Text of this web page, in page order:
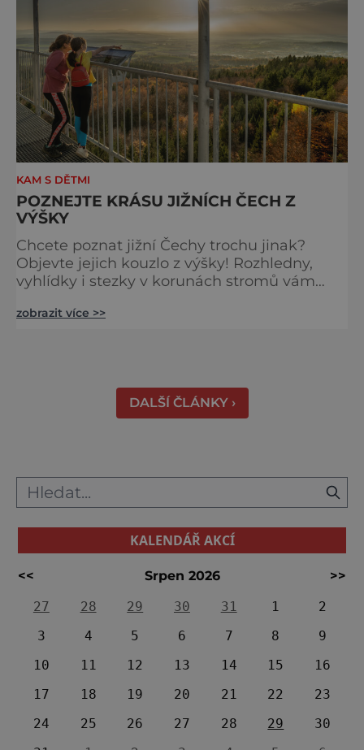
KAM S DĚTMI
POZNEJTE KRÁSU JIŽNÍCH ČECH Z
VÝŠKY
Chcete poznat jižní Čechy trochu jinak?
Objevte jejich kouzlo z výšky! Rozhledny,
vyhlídky i stezky v korunách stromů vám
města i Alpy v dálce. Ptačí pozorovatelna
zobrazit více >>
DALŠÍ ČLÁNKY ›
KALENDÁŘ AKCÍ
<< Srpen 2026
>>
27
28 29 30 31 1
2
3
4 5 6 7 8
9
10
11 12 13 14 15
16
17
18 19 20 21 22
23
24
25 26 27 28 29
30